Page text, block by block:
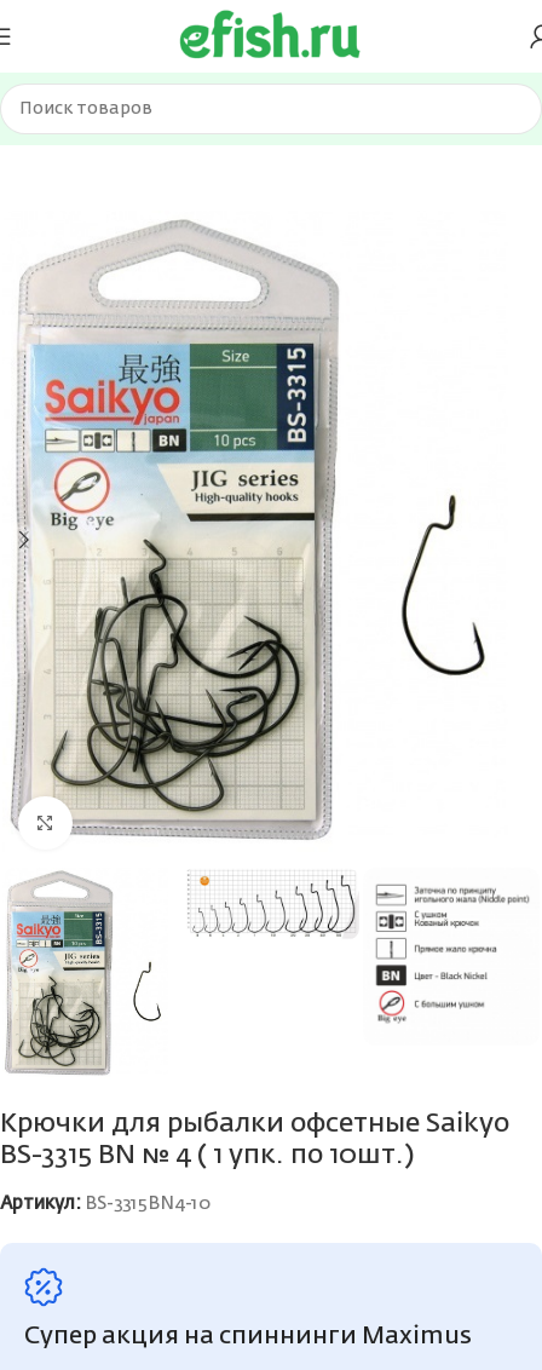
Главная Оснастка и фурнитура Крючки
Нажмите, чтобы увеличить
Крючки для рыбалки офсетные Saikyo
BS-3315 BN № 4 ( 1 упк. по 10шт.)
Артикул: BS-3315BN4-10
Супер акция на спиннинги Maximus